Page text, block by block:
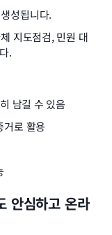
성됩니다.
지도점검, 민원 대
.
남길 수 있음
거로 활용
안심하고 온라